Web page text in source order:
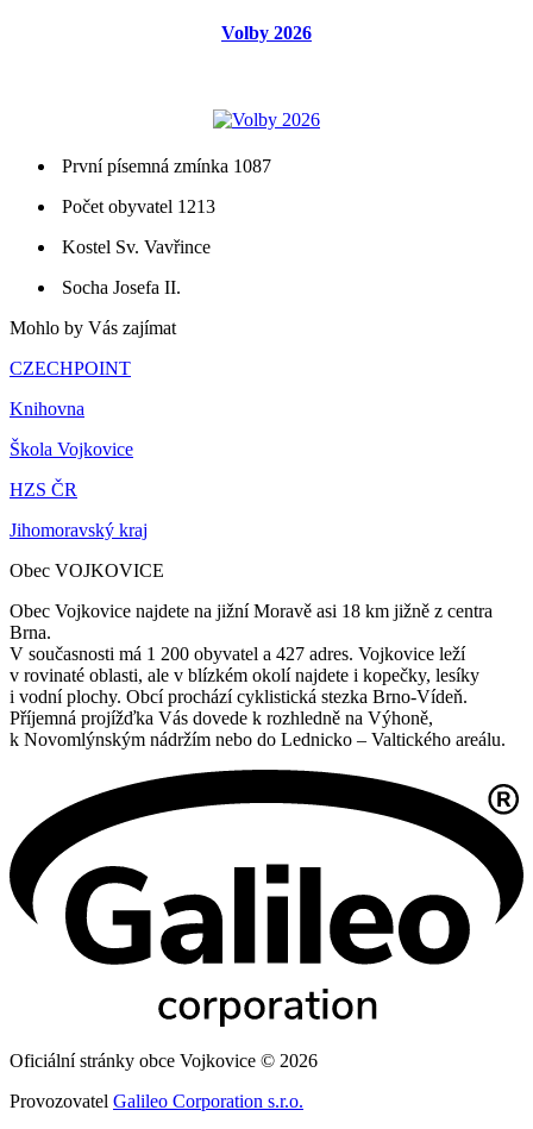
Volby 2026
První písemná zmínka 1087
Počet obyvatel 1213
Kostel Sv. Vavřince
Socha Josefa II.
Mohlo by Vás zajímat
CZECHPOINT
Knihovna
Škola Vojkovice
HZS ČR
Jihomoravský kraj
Obec VOJKOVICE
Obec Vojkovice najdete na jižní Moravě asi 18 km jižně z centra
Brna.
V současnosti má 1 200 obyvatel a 427 adres. Vojkovice leží
v rovinaté oblasti, ale v blízkém okolí najdete i kopečky, lesíky
i vodní plochy. Obcí prochází cyklistická stezka Brno-Vídeň.
Příjemná projížďka Vás dovede k rozhledně na Výhoně,
k Novomlýnským nádržím nebo do Lednicko – Valtického areálu.
Oficiální stránky obce Vojkovice © 2026
Provozovatel Galileo Corporation s.r.o.